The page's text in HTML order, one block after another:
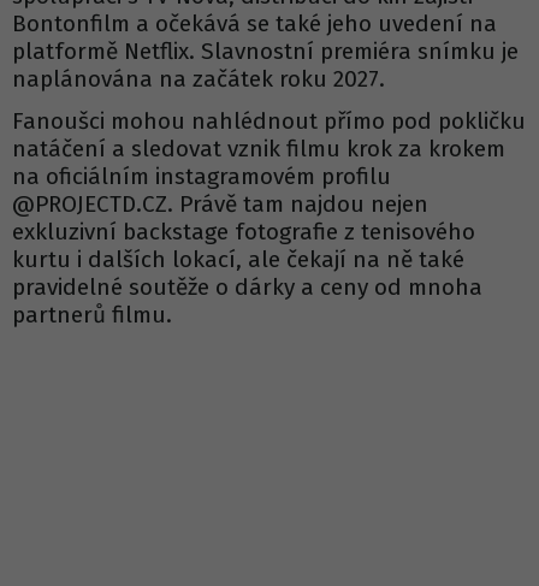
Bontonfilm a očekává se také jeho uvedení na
platformě Netflix. Slavnostní premiéra snímku je
naplánována na začátek roku 2027.
Fanoušci mohou nahlédnout přímo pod pokličku
natáčení a sledovat vznik filmu krok za krokem
na oficiálním instagramovém profilu
@PROJECTD.CZ. Právě tam najdou nejen
exkluzivní backstage fotografie z tenisového
kurtu i dalších lokací, ale čekají na ně také
pravidelné soutěže o dárky a ceny od mnoha
partnerů filmu.